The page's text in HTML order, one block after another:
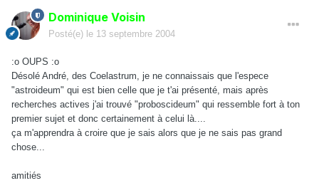
Dominique Voisin
Posté(e) le 13 septembre 2004
:o OUPS :o
Désolé André, des Coelastrum, je ne connaissais que l'espece
"astroideum" qui est bien celle que je t'ai présenté, mais après
recherches actives j'ai trouvé "proboscideum" qui ressemble fort à ton
premier sujet et donc certainement à celui là....
ça m'apprendra à croire que je sais alors que je ne sais pas grand
chose...
amitiés